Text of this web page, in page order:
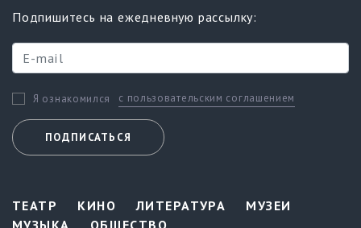
Подпишитесь на ежедневную рассылку:
Я ознакомился с пользовательским соглашением
ПОДПИСАТЬСЯ
ТЕАТР КИНО ЛИТЕРАТУРА
МУЗЕИ